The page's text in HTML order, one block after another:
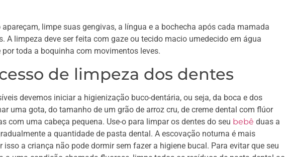
limpe suas gengivas, a língua e a bochecha após cada mamada
A limpeza deve ser feita com gaze ou tecido macio umedecido em água
toda a boquinha com movimentos leves.
de limpeza dos dentes
devemos iniciar a higienização buco-dentária, ou seja, da boca e dos
uma gota, do tamanho de um grão de arroz cru, de creme dental com flúor
com uma cabeça pequena. Use-o para limpar os dentes do seu bebê duas a
a quantidade de pasta dental. A escovação noturna é mais
isso a criança não pode dormir sem fazer a higiene bucal. Para evitar que seu